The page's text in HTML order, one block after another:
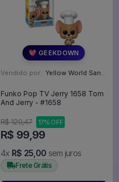
💖 GEEKDOWN
Vendido por: Yellow World Santos - SP
Funko Pop TV Jerry 1658 Tom
And Jerry - #1658
R$ 120,47 17% OFF
R$ 99,99
4x R$ 25,00 sem juros
Frete Grátis